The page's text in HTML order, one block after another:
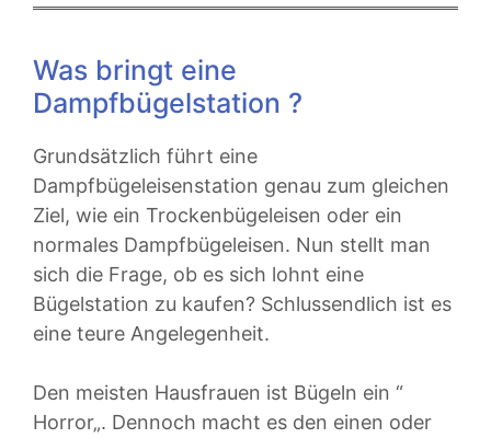
Was bringt eine
Dampfbügelstation ?
Grundsätzlich führt eine
Dampfbügeleisenstation genau zum gleichen
Ziel, wie ein Trockenbügeleisen oder ein
normales Dampfbügeleisen. Nun stellt man
sich die Frage, ob es sich lohnt eine
Bügelstation zu kaufen? Schlussendlich ist es
eine teure Angelegenheit.
Den meisten Hausfrauen ist Bügeln ein “
Horror„. Dennoch macht es den einen oder